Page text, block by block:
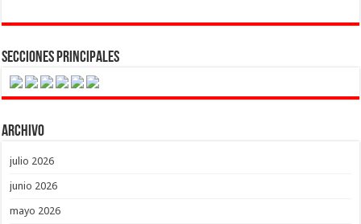
Secciones Principales
Archivo
julio 2026
junio 2026
mayo 2026